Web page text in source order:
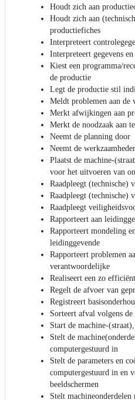
Houdt zich aan
Houdt zich aan
productiefiches
Interpreteert
Interpreteert gegevens en
Kiest een programma/
de productie
Legt de productie stil
Meldt problemen aan de
Merkt afwijkingen aan
Merkt de noodzaak aan
Neemt de planning door
Neemt de
Plaatst de machine-
voor het uitvoeren van
Raadpleegt (technische)
Raadpleegt (technische)
Raadpleegt
Rapporteert aan
Rapporteert mondeling
leidinggevende
Rapporteert problemen
verantwoordelijke
Realiseert een zo
Regelt de afvoer van
Registreert
Sorteert afval volgens
Start de machine-
Stelt de
computergestuurd in
Stelt de parameters en
computergestuurd in en
beeldschermen
Stelt